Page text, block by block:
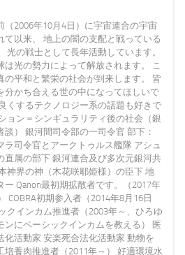
（2006年10月4日）に宇宙連合の宇宙
て以来、 地上の闇の支配と戦っている
光の戦士として長年活動しています。
は光の勢力によって解放されます。 こ
の平和と繁栄の社会が到来します。 皆
分かち合える世の中になってほしいで
くするテクノロジー系の話題も好きで
ョン＝シンギュラリティ後の社会（銀
談） 銀河間司令部の一司令官 部下：
ラ司令官とアークトゥルス艦隊 アシュ
直属の部下 銀河連合及び多次元銀河共
神界の神（木花咲耶姫様）の臣下 地
ー Qanon最初期拡散者です。（2017年
COBRA初期参入者（2014年8月16日
クインカム推進者（2003年～、ひろゆ
ンにベーシックインカムを教える） 医
化活動家 安楽死合法化活動家 動物を
培養肉推進者（2011年～） 好適環境水